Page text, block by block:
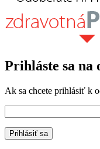
Prihláste sa na
Ak sa chcete prihlásiť k